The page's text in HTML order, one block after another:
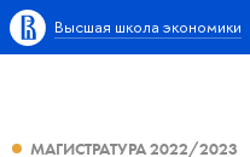
Высшая школа экономики
МАГИСТРАТУРА 2022/2023